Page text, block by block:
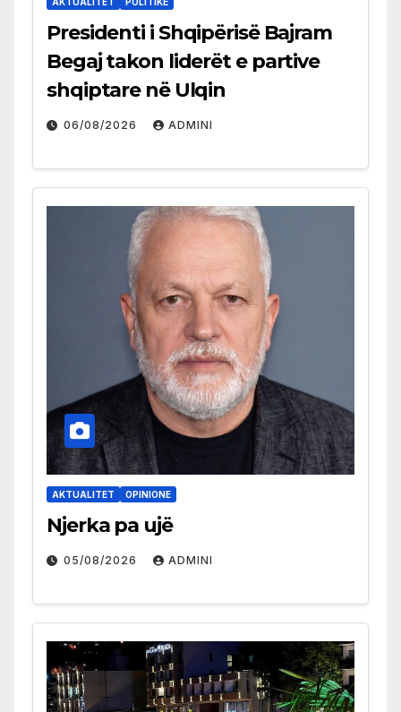
Presidenti i Shqipërisë Bajram
Begaj takon liderët e partive
shqiptare në Ulqin
06/08/2026 ADMINI
AKTUALITET OPINIONE
Njerka pa ujë
05/08/2026 ADMINI